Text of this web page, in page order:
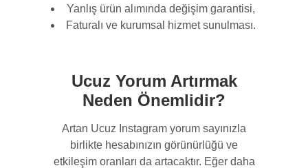
Yanlış ürün alımında değişim garantisi,
Faturalı ve kurumsal hizmet sunulması.
Ucuz Yorum Artırmak
Neden Önemlidir?
Artan Ucuz Instagram yorum sayınızla
birlikte hesabınızın görünürlüğü ve
etkileşim oranları da artacaktır. Eğer daha